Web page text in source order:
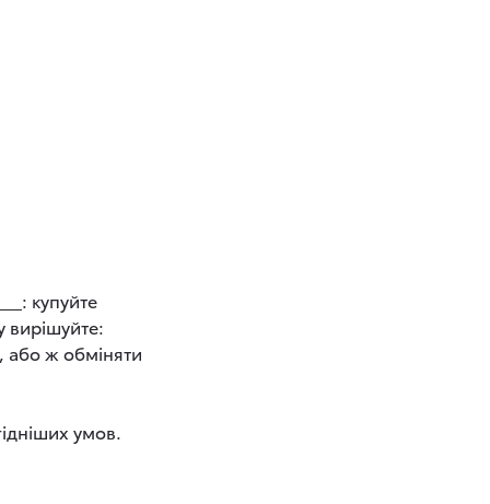
: купуйте
вирішуйте:
або ж обміняти
умов.